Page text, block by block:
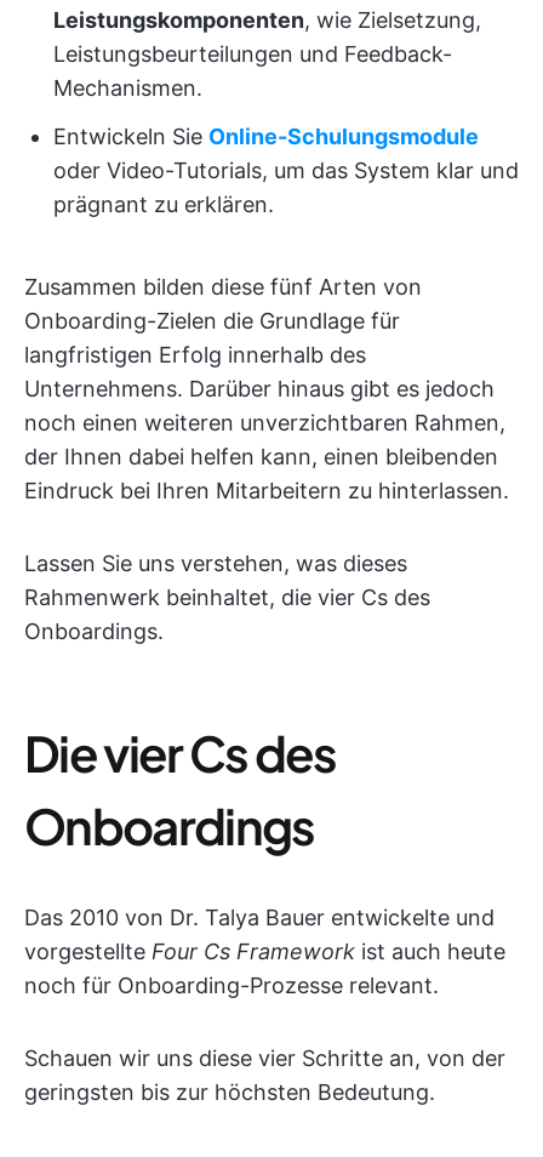
Leistungskomponenten, wie Zielsetzung,
Leistungsbeurteilungen und Feedback-
Mechanismen.
Entwickeln Sie Online-Schulungsmodule
oder Video-Tutorials, um das System klar und
prägnant zu erklären.
Zusammen bilden diese fünf Arten von
Onboarding-Zielen die Grundlage für
langfristigen Erfolg innerhalb des
Unternehmens. Darüber hinaus gibt es jedoch
noch einen weiteren unverzichtbaren Rahmen,
der Ihnen dabei helfen kann, einen bleibenden
Eindruck bei Ihren Mitarbeitern zu hinterlassen.
Lassen Sie uns verstehen, was dieses
Rahmenwerk beinhaltet, die vier Cs des
Onboardings.
Die vier Cs des
Onboardings
Das 2010 von Dr. Talya Bauer entwickelte und
vorgestellte Four Cs Framework ist auch heute
noch für Onboarding-Prozesse relevant.
Schauen wir uns diese vier Schritte an, von der
geringsten bis zur höchsten Bedeutung.